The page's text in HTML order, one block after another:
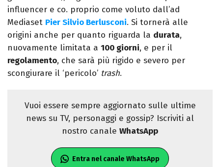
influencer e co. proprio come voluto dall’ad
Mediaset Pier Silvio Berlusconi. Si tornerà alle
origini anche per quanto riguarda la durata,
nuovamente limitata a 100 giorni, e per il
regolamento, che sarà più rigido e severo per
scongiurare il ‘pericolo’ trash.
Vuoi essere sempre aggiornato sulle ultime
news su TV, personaggi e gossip? Iscriviti al
nostro canale WhatsApp
Entra nel canale WhatsApp